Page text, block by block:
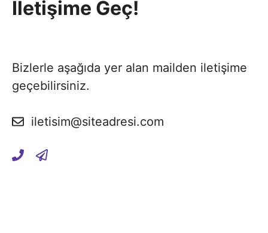
İletişime Geç!
Bizlerle aşağıda yer alan mailden iletişime
geçebilirsiniz.
iletisim@siteadresi.com